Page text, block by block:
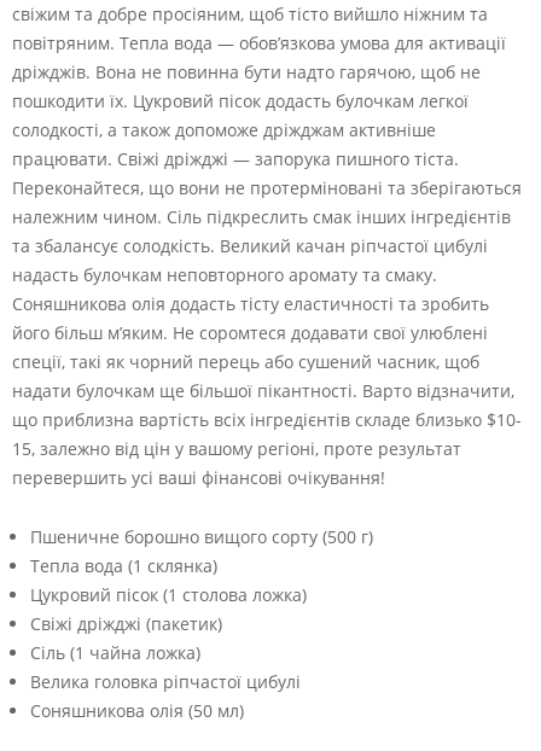
свіжим та добре просіяним, щоб тісто вийшло ніжним та
повітряним. Тепла вода — обов’язкова умова для активації
дріжджів. Вона не повинна бути надто гарячою, щоб не
пошкодити їх. Цукровий пісок додасть булочкам легкої
солодкості, а також допоможе дріжджам активніше
працювати. Свіжі дріжджі — запорука пишного тіста.
Переконайтеся, що вони не протерміновані та зберігаються
належним чином. Сіль підкреслить смак інших інгредієнтів
та збалансує солодкість. Великий качан ріпчастої цибулі
надасть булочкам неповторного аромату та смаку.
Соняшникова олія додасть тісту еластичності та зробить
його більш м’яким. Не соромтеся додавати свої улюблені
спеції, такі як чорний перець або сушений часник, щоб
надати булочкам ще більшої пікантності. Варто відзначити,
що приблизна вартість всіх інгредієнтів складе близько $10-
15, залежно від цін у вашому регіоні, проте результат
перевершить усі ваші фінансові очікування!
Пшеничне борошно вищого сорту (500 г)
Тепла вода (1 склянка)
Цукровий пісок (1 столова ложка)
Свіжі дріжджі (пакетик)
Сіль (1 чайна ложка)
Велика головка ріпчастої цибулі
Соняшникова олія (50 мл)